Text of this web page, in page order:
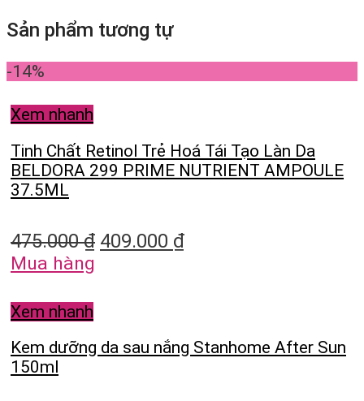
Sản phẩm tương tự
-14%
Xem nhanh
Tinh Chất Retinol Trẻ Hoá Tái Tạo Làn Da
BELDORA 299 PRIME NUTRIENT AMPOULE
37.5ML
475.000₫ 409.000 ₫
Mua hàng
Xem nhanh
Kem dưỡng da sau nắng Stanhome After Sun
150ml